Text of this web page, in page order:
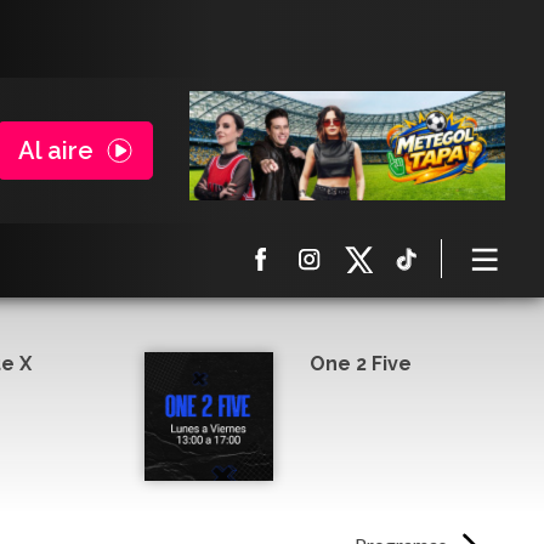
Al aire
X One 2 Five